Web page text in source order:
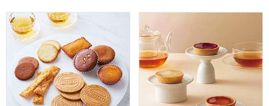
東京風月堂 パリ凱旋(25個入)[PGM]【年間ギフト】